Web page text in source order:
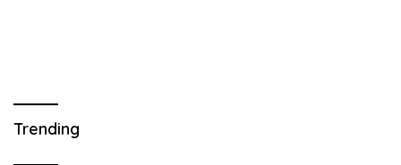
Trending